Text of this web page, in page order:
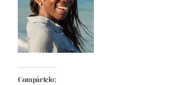
Compártelo: